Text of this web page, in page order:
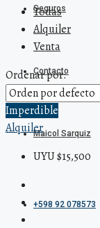
Seguros
Contacto
Maicol Sarquiz
+598 92 078573
Todas
Alquiler
Venta
Ordenar por:
Imperdible
Alquiler
UYU $15,500